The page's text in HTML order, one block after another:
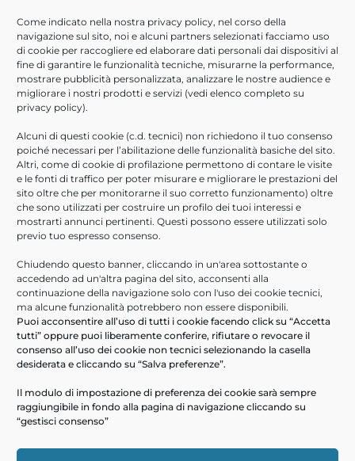
Come indicato nella nostra privacy policy, nel corso della
navigazione sul sito, noi e alcuni partners selezionati facciamo uso
di cookie per raccogliere ed elaborare dati personali dai dispositivi al
fine di garantire le funzionalità tecniche, misurarne la performance,
mostrare pubblicità personalizzata, analizzare le nostre audience e
migliorare i nostri prodotti e servizi (vedi elenco completo su
privacy policy).
Alcuni di questi cookie (c.d. tecnici) non richiedono il tuo consenso
poiché necessari per l’abilitazione delle funzionalità basiche del sito.
Altri, come di cookie di profilazione permettono di contare le visite
e le fonti di traffico per poter misurare e migliorare le prestazioni del
sito oltre che per monitorarne il suo corretto funzionamento) oltre
che sono utilizzati per costruire un profilo dei tuoi interessi e
mostrarti annunci pertinenti. Questi possono essere utilizzati solo
previo tuo espresso consenso.
Chiudendo questo banner, cliccando in un'area sottostante o
accedendo ad un'altra pagina del sito, acconsenti alla
continuazione della navigazione solo con l'uso dei cookie tecnici,
ma alcune funzionalità potrebbero non essere disponibili.
Puoi acconsentire all’uso di tutti i cookie facendo click su “Accetta
tutti” oppure puoi liberamente conferire, rifiutare o revocare il
consenso all’uso dei cookie non tecnici selezionando la casella
desiderata e cliccando su “Salva preferenze”.
Il modulo di impostazione di preferenza dei cookie sarà sempre
raggiungibile in fondo alla pagina di navigazione cliccando su
“gestisci consenso”
Gennaio 2022
Dicembre 2021
Ottobre 2021
Settembre 2021
Luglio 2021
Giugno 2021
Aprile 2021
Febbraio 2021
Novembre 2020
Ottobre 2020
Giugno 2020
Marzo 2020
Febbraio 2020
Gennaio 2020
ULTIMI ARTICOLI
Help Desk Informatici
PA Digitale in cloud- webinar 16/09/2026
Digitalizza le informazioni e i processi aziendali